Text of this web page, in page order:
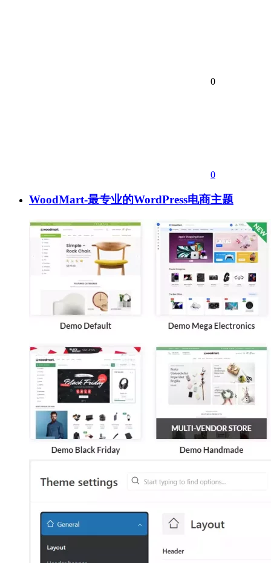
0
0
WoodMart-最专业的WordPress电商主题